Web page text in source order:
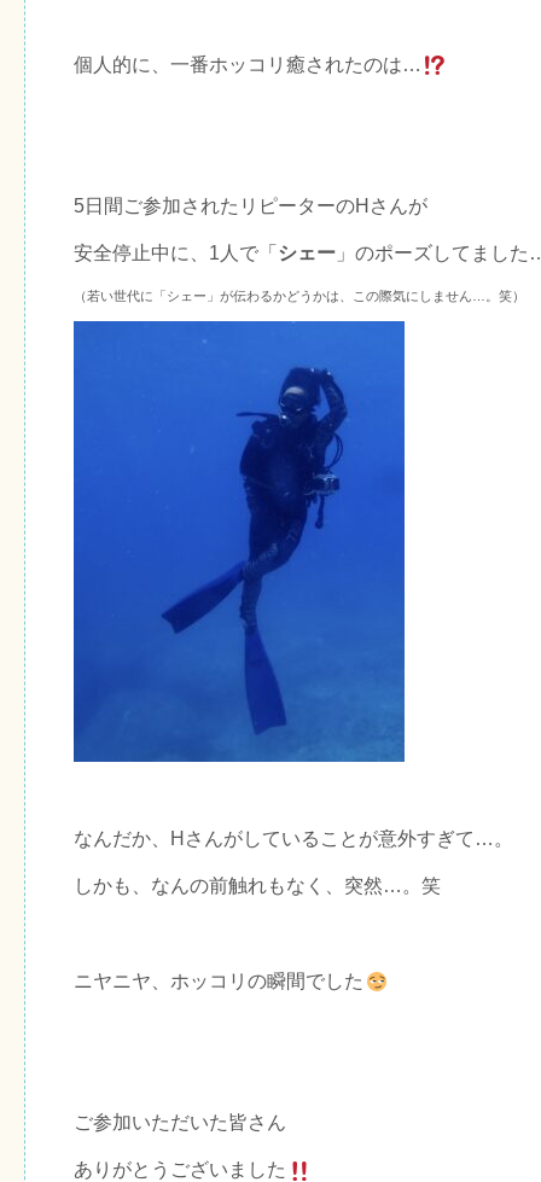
個人的に、一番ホッコリ癒されたのは…
5日間ご参加されたリピーターのHさんが
安全停止中に、1人で「 シェー 」のポーズしてました
（若い世代に「シェー」が伝わるかどうかは、この際気にしません…。笑）
なんだか、Hさんがしていることが意外すぎて…。
しかも、なんの前触れもなく、突然…。笑
ニヤニヤ、ホッコリの瞬間でした
ご参加いただいた皆さん
ありがとうございました